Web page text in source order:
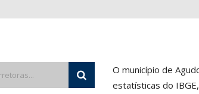
O município de
estatísticas do